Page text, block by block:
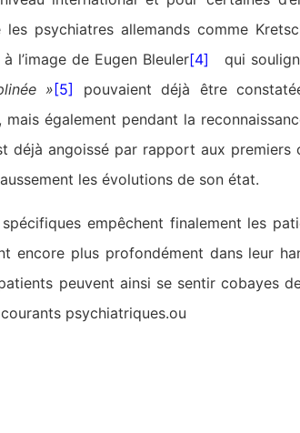
psychiatres allemands comme
l’image de Eugen Bleuler[4] qui
» [5]
pouvaient déjà être
également pendant la
déjà angoissé par rapport aux
les évolutions de son état.
empêchent finalement les
encore plus profondément dans leur
peuvent ainsi se sentir cobayes
psychiatriques.ou